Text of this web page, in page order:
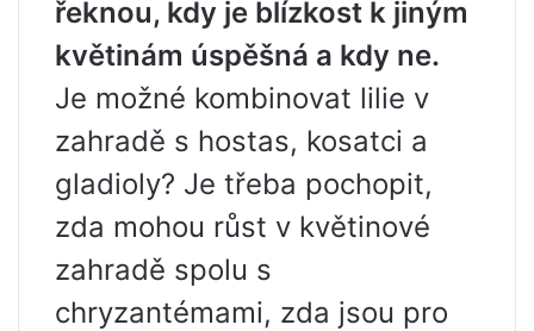
řeknou, kdy je blízkost k jiným
květinám úspěšná a kdy ne.
Je možné kombinovat lilie v
zahradě s hostas, kosatci a
gladioly? Je třeba pochopit,
zda mohou růst v květinové
zahradě spolu s
chryzantémami, zda jsou pro